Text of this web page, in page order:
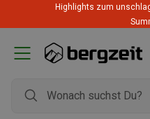
Highlights zum